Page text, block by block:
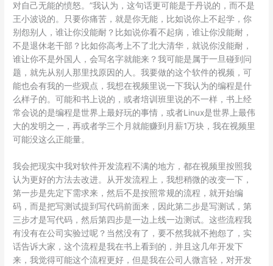
对自己无能的愤怒。”我认为，这句话更可能是于丹说的，而不是
王小波说的。只要你痛苦，就是你无能，比如说你上不起学，你
别怨别人，谁让你没能耐？比如说你看不起病，谁让你没能耐，
不是退休老干部？比如你高考上不了北大清华，就说你没能耐，
谁让你不是外国人，会写名字就能来？我可能是属于一旦碰到问
题，就先从别人那里找原因的人。我要做的这个软件的视频，可
能也会有我的一些观点，我想在视频里说一下我认为的编程是什
么样子的。可能和书上说的，或者培训班里说的不一样，书上经
常会说的是编程是世界上最好玩的事情，或者Linux是世界上最伟
大的发明之一，再或者学三个月就能赚到月薪1万块，我在视频里
可能没这么正能量。
我会把现实中我对软件开发流程不满的地方，都在视频里按照我
认为更好的方法去改进。从开发流程上，我想稍微的改变一下，
第一步是先定下需求来，然后不是按照常规的流程，就开始编
码，而是把写测试提到写代码前面来，因此第二步是写测试，第
三步才是写代码，然后第四步是一边上线一边测试。这些流程我
有没有在公司实验过呢？当然没有了，要不然我就不抱怨了，实
话告诉大家，这个流程是我在书上看到的，并且这几年开发下
来，我觉得可能这个流程更好，但是我在公司人微言轻，对开发